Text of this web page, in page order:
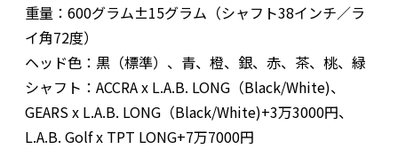
重量：600グラム±15グラム（シャフト38インチ／ラ
イ角72度）
ヘッド色：黒（標準）、青、橙、銀、赤、茶、桃、緑
シャフト：ACCRA x L.A.B. LONG（Black/White)、
GEARS x L.A.B. LONG（Black/White)+3万3000円、
L.A.B. Golf x TPT LONG+7万7000円